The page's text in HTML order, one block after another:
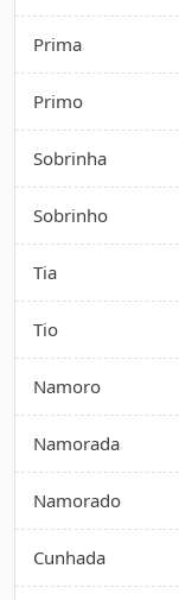
Prima
Primo
Sobrinha
Sobrinho
Tia
Tio
Namoro
Namorada
Namorado
Cunhada